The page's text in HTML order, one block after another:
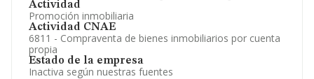
Actividad
Promoción inmobiliaria
Actividad CNAE
6811 - Compraventa de bienes inmobiliarios por cuenta
propia
Estado de la empresa
Inactiva según nuestras fuentes